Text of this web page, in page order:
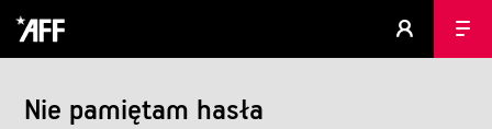
Nie pamiętam hasła